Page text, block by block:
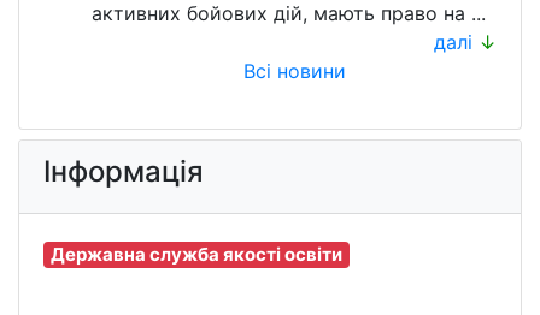
активних бойових дій, мають право на ...
далі ↓
Всі новини
Інформація
Державна служба якості освіти